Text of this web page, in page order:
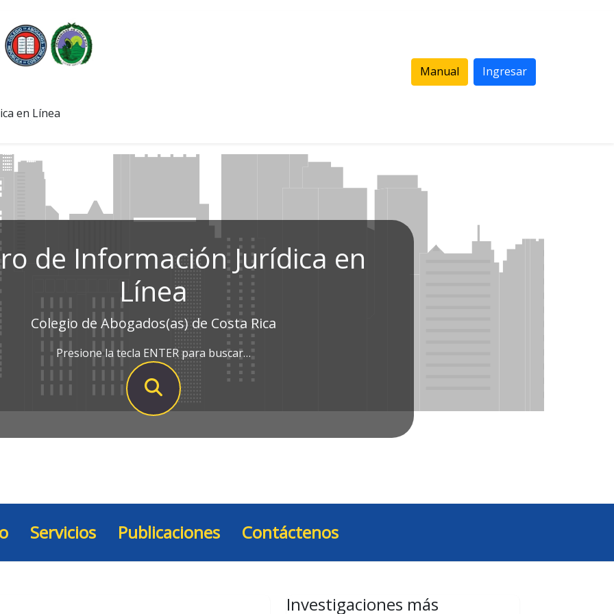
en Línea
Manual Ingresar
de Información Jurídica en
Línea
Colegio de Abogados(as) de Costa Rica
Presione la tecla ENTER para buscar…
Servicios Publicaciones Contáctenos
Investigaciones más